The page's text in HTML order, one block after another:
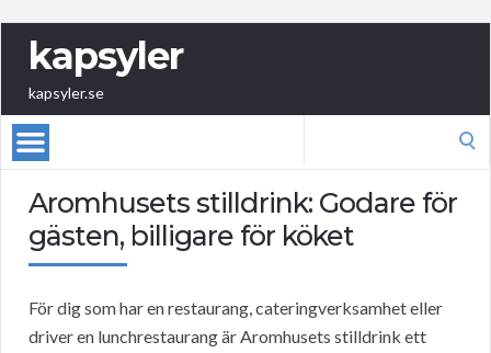
kapsyler
kapsyler.se
Aromhusets stilldrink: Godare för
gästen, billigare för köket
För dig som har en restaurang, cateringverksamhet eller
driver en lunchrestaurang är Aromhusets stilldrink ett